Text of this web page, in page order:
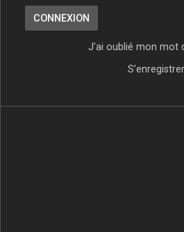
J’ai oublié mon mot
S’enregistrer